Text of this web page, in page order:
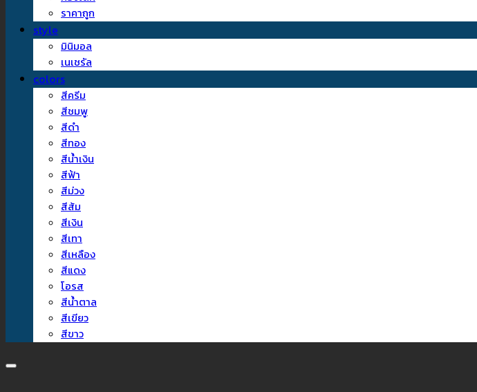
ราคาถูก
style
มินิมอล
เนเชรัล
colors
สีครีม
สีชมพู
สีดำ
สีทอง
สีน้ำเงิน
สีฟ้า
สีม่วง
สีส้ม
สีเงิน
สีเทา
สีเหลือง
สีแดง
โอรส
สีน้ำตาล
สีเขียว
สีขาว